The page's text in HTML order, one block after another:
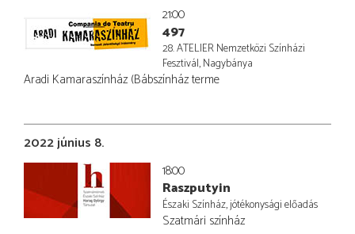
21:00
497
28. ATELIER Nemzetközi Színházi
Fesztivál, Nagybánya
Aradi Kamaraszínház (Bábszínház terme
2022 június 8.
18:00
Raszputyin
Északi Színház, jótékonysági előadás
Szatmári színház